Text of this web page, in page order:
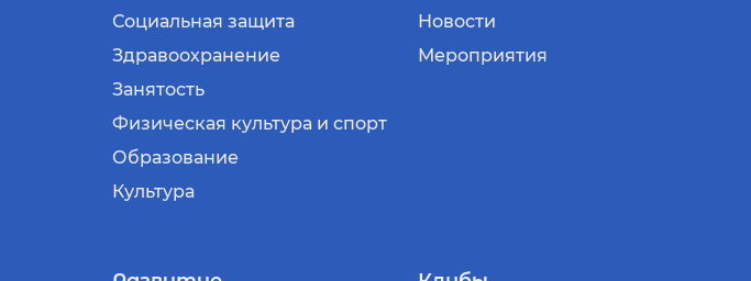
Социальная защита
Здравоохранение
Занятость
Физическая культура и спорт
Образование
Культура
Новости
Мероприятия